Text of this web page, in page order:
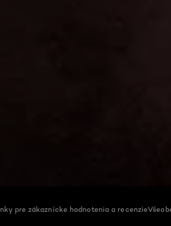
pre zákaznícke hodnotenia a recenzie